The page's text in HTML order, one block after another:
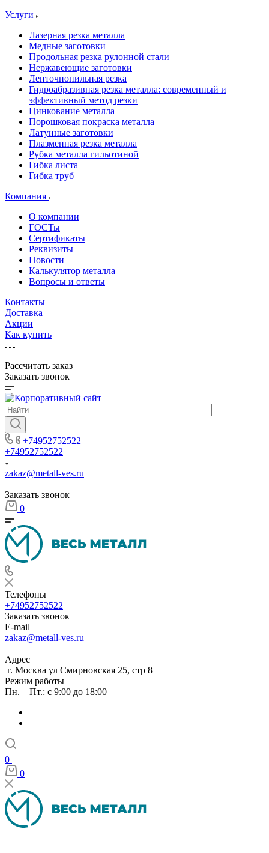
Услуги
Лазерная резка металла
Медные заготовки
Продольная резка рулонной стали
Нержавеющие заготовки
Ленточнопильная резка
Гидроабразивная резка металла: современный и
эффективный метод резки
Цинкование металла
Порошковая покраска металла
Латунные заготовки
Плазменная резка металла
Рубка металла гильотиной
Гибка листа
Гибка труб
Компания
О компании
ГОСТы
Сертификаты
Реквизиты
Новости
Калькулятор металла
Вопросы и ответы
Контакты
Доставка
Акции
Как купить
Рассчитать заказ
Заказать звонок
+74952752522
+74952752522
zakaz@metall-ves.ru
Заказать звонок
0
Телефоны
+74952752522
Заказать звонок
E-mail
zakaz@metall-ves.ru
Адрес
г. Москва ул Смирновская 25, стр 8
Режим работы
Пн. – Пт.: с 9:00 до 18:00
0
0